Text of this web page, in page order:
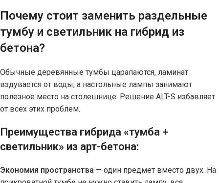
Почему стоит заменить раздельные
тумбу и светильник на гибрид из
бетона?
Обычные деревянные тумбы царапаются, ламинат
вздувается от воды, а настольные лампы занимают
полезное место на столешнице. Решение ALT-S избавляет
от всех этих проблем.
Преимущества гибрида «тумба +
светильник» из арт-бетона:
Экономия пространства — один предмет вместо двух. На